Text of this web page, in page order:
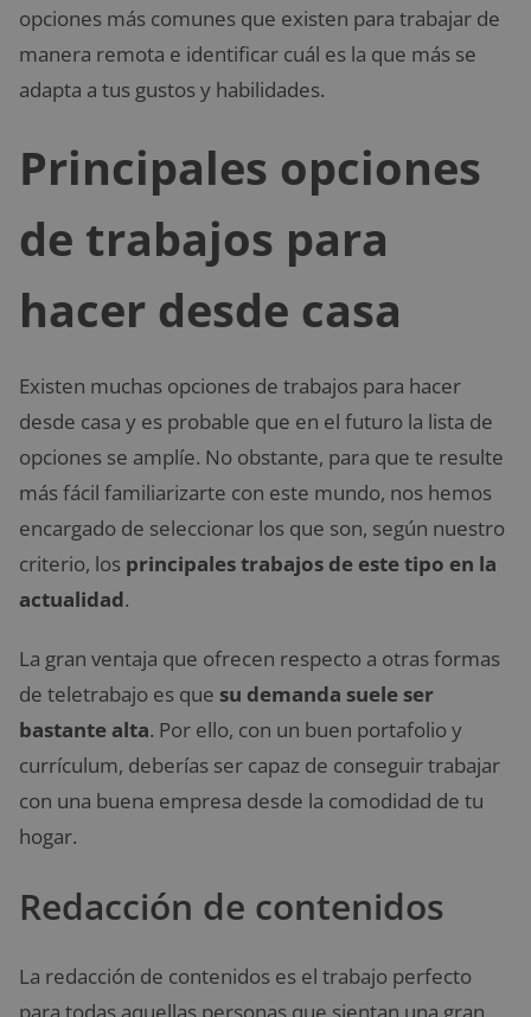
opciones más comunes que existen para trabajar de
manera remota e identificar cuál es la que más se
adapta a tus gustos y habilidades.
Principales opciones
de trabajos para
hacer desde casa
Existen muchas opciones de trabajos para hacer
desde casa y es probable que en el futuro la lista de
opciones se amplíe. No obstante, para que te resulte
más fácil familiarizarte con este mundo, nos hemos
encargado de seleccionar los que son, según nuestro
criterio, los principales trabajos de este tipo en la
actualidad.
La gran ventaja que ofrecen respecto a otras formas
de teletrabajo es que su demanda suele ser
bastante alta. Por ello, con un buen portafolio y
currículum, deberías ser capaz de conseguir trabajar
con una buena empresa desde la comodidad de tu
hogar.
Redacción de contenidos
La redacción de contenidos es el trabajo perfecto